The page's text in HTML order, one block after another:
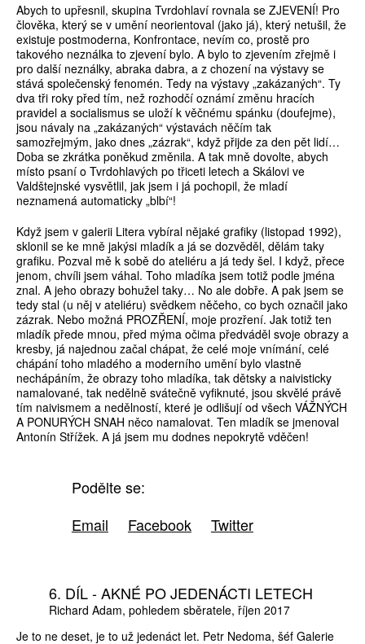
Abych to upřesnil, skupina Tvrdohlaví rovnala se ZJEVENÍ! Pro
člověka, který se v umění neorientoval (jako já), který netušil, že
existuje postmoderna, Konfrontace, nevím co, prostě pro
takového neználka to zjevení bylo. A bylo to zjevením zřejmě i
pro další neználky, abraka dabra, a z chození na výstavy se
stává společenský fenomén. Tedy na výstavy „zakázaných“. Ty
dva tři roky před tím, než rozhodčí oznámí změnu hracích
pravidel a socialismus se uloží k věčnému spánku (doufejme),
jsou návaly na „zakázaných“ výstavách něčím tak
samozřejmým, jako dnes „zázrak“, když přijde za den pět lidí…
Doba se zkrátka poněkud změnila. A tak mně dovolte, abych
místo psaní o Tvrdohlavých po třiceti letech a Skálovi ve
Valdštejnské vysvětlil, jak jsem i já pochopil, že mladí
neznamená automaticky „blbí“!
Když jsem v galerii Litera vybíral nějaké grafiky (listopad 1992),
sklonil se ke mně jakýsi mladík a já se dozvěděl, dělám taky
grafiku. Pozval mě k sobě do ateliéru a já tedy šel. I když, přece
jenom, chvíli jsem váhal. Toho mladíka jsem totiž podle jména
znal. A jeho obrazy bohužel taky… No ale dobře. A pak jsem se
tedy stal (u něj v ateliéru) svědkem něčeho, co bych označil jako
zázrak. Nebo možná PROZŘENÍ, moje prozření. Jak totiž ten
mladík přede mnou, před mýma očima předváděl svoje obrazy a
kresby, já najednou začal chápat, že celé moje vnímání, celé
chápání toho mladého a moderního umění bylo vlastně
nechápáním, že obrazy toho mladíka, tak dětsky a naivisticky
namalované, tak nedělně svátečně vyfiknuté, jsou skvělé právě
tím naivismem a nedělností, které je odlišují od všech VÁŽNÝCH
A PONURÝCH SNAH něco namalovat. Ten mladík se jmenoval
Antonín Střížek. A já jsem mu dodnes nepokrytě vděčen!
Podělte se:
Email
Facebook Twitter
6. DÍL - AKNÉ PO JEDENÁCTI LETECH
Richard Adam pohledem sběratele říjen 2017
Je to ne deset, je to už jedenáct let. Petr Nedoma, šéf Galerie